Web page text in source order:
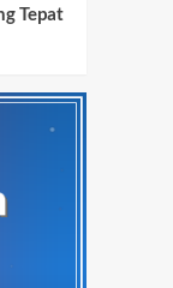
Tepat